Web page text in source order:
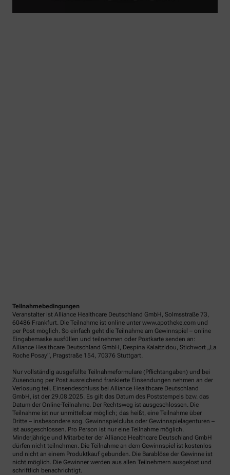
Teilnahmebedingungen
Veranstalter ist Alliance Healthcare Deutschland GmbH, Solmsstraße 73,
60486 Frankfurt. Die Teilnahme ist online unter www.apotheke.com und
per Post möglich. So einfach geht die Teilnahme am Gewinnspiel – online
Eingabemaske ausfüllen und teilnehmen oder Postkarte senden an:
Alliance Healthcare Deutschland GmbH, Despina Kalaitzidou, Stichwort „La
Roche Posay“, Pragstraße 154, 70376 Stuttgart.
Nur vollständig ausgefüllte Teilnahmeformulare (Pflichtangaben) und bei
Zusendung per Post ausreichend frankierte Einsendungen nehmen an der
Verlosung teil. Einsendeschluss bei Alliance Healthcare Deutschland
GmbH, ist der 29.08.2025. Es gilt das Datum des Poststempels bzw. das
Datum der Online-Teilnahme. Der Rechtsweg ist ausgeschlossen. Die
Teilnahme ist nur unmittelbar möglich; das heißt, eine Teilnahme über
Dritte – insbesondere sog. Gewinnspielclubs oder Gewinnspielagenturen –
ist ausgeschlossen. Pro Person ist nur eine Teilnahme möglich.
Minderjährige und Mitarbeiter der Alliance Healthcare Deutschland GmbH
dürfen nicht teilnehmen. Die Teilnahme an dem Gewinnspiel ist kostenlos
und nicht an einem Produktkauf gebunden. Die Barablöse der Gewinne ist
nicht möglich. Die Gewinner werden aus allen Teilnehmern ausgelost und
schriftlich benachrichtigt.